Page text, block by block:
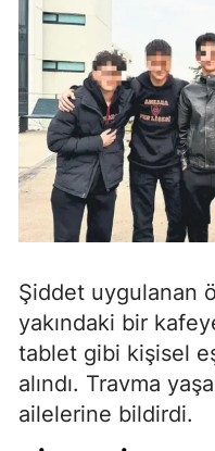
Şiddet uygulanan
yakındaki bir
tablet gibi kişisel
alındı. Travma
ailelerine bildirdi.